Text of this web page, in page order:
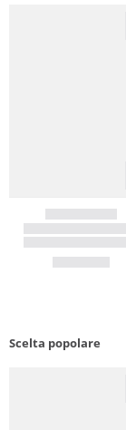
Scelta popolare